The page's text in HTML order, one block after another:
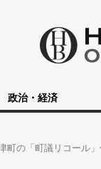
政治・経済
町の「町議リコール